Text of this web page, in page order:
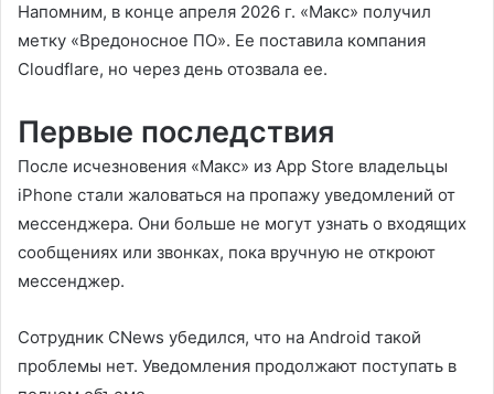
Напомним, в конце апреля 2026 г. «Макс» получил
метку «Вредоносное ПО». Ее поставила компания
Cloudflare, но через день отозвала ее.
Первые последствия
После исчезновения «Макс» из App Store владельцы
iPhone стали жаловаться на пропажу уведомлений от
мессенджера. Они больше не могут узнать о входящих
сообщениях или звонках, пока вручную не откроют
мессенджер.
Сотрудник CNews убедился, что на Android такой
проблемы нет. Уведомления продолжают поступать в